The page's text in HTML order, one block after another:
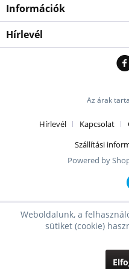
Információk
Hírlevél
Az árak
Hírlevél Kapcsolat
Szállítási
Powered by
Weboldalunk, a
sütiket (cookie)